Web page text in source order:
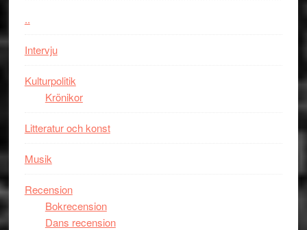
..
Intervju
Kulturpolitik
Krönikor
Litteratur och konst
Musik
Recension
Bokrecension
Dans recension